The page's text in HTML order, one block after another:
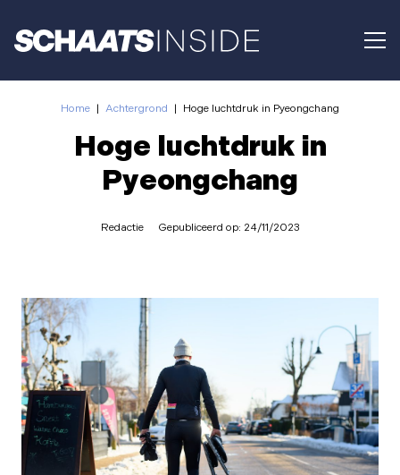
Home | Achtergrond | Hoge luchtdruk in Pyeongchang
Hoge luchtdruk in
Pyeongchang
Redactie Gepubliceerd op: 24/11/2023